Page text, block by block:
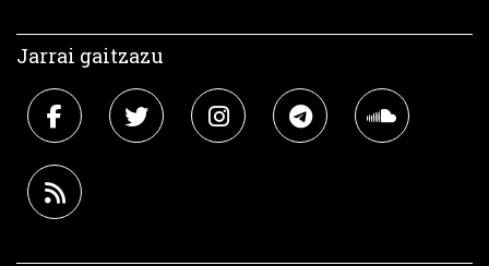
Jarrai gaitzazu